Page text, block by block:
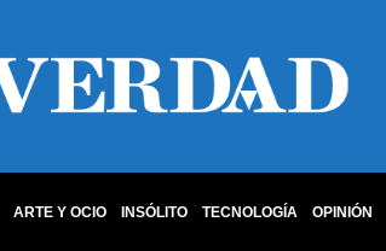
ARTE Y OCIO INSÓLITO TECNOLOGÍA OPINIÓN